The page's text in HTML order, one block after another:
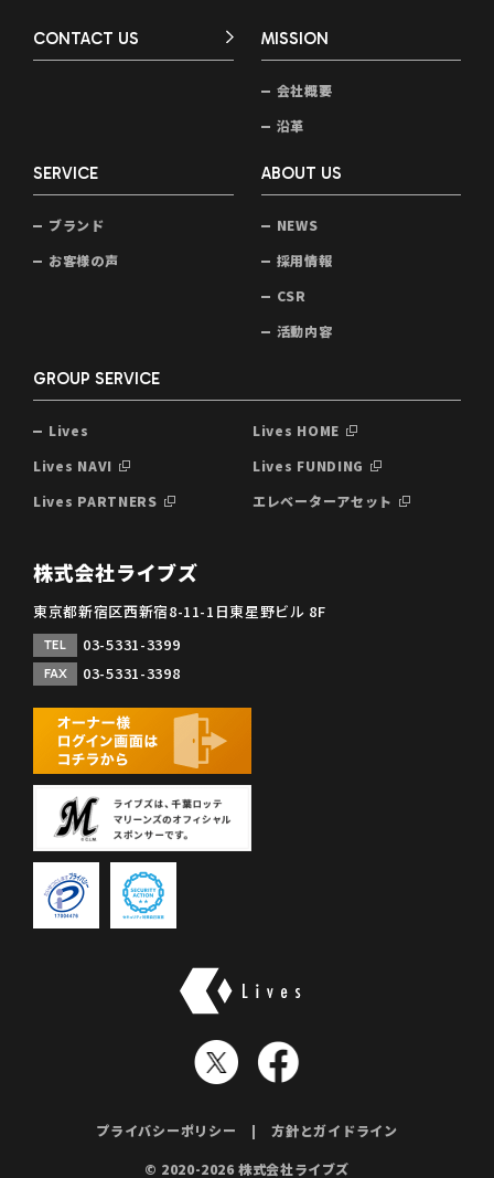
CONTACT US MISSION
会社概要
沿革
SERVICE
ブランド
お客様の声
ABOUT US
NEWS
採用情報
CSR
活動内容
GROUP SERVICE
Lives
Lives HOME
Lives NAVI
Lives FUNDING
Lives PARTNERS
エレベーターアセット
株式会社ライブズ
東京都新宿区西新宿8-11-1日東星野ビル 8F
TEL 03-5331-3399
FAX 03-5331-3398
プライバシーポリシー 方針とガイドライン
© 2020-2026 株式会社ライブズ